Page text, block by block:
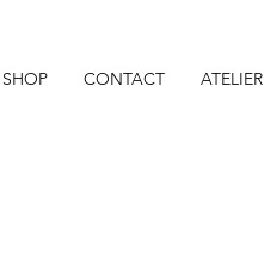
SHOP CONTACT ATELIER